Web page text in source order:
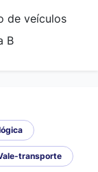
de veículos
B
transporte